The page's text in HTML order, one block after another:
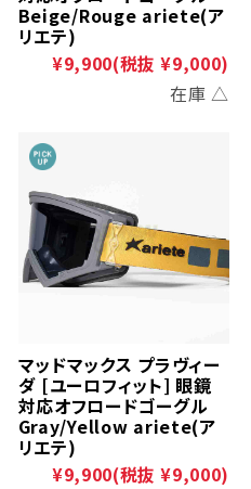
Beige/Rouge ariete(ア
リエテ)
¥9,900(税抜 ¥9,000)
在庫 △
マッドマックス プラヴィー
ダ [ユーロフィット] 眼鏡
対応オフロードゴーグル
Gray/Yellow ariete(ア
リエテ)
¥9,900(税抜 ¥9,000)